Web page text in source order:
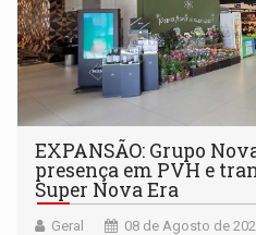
EXPANSÃO: Grupo
presença em PVH e
Super Nova Era
Geral 08 de Agosto de